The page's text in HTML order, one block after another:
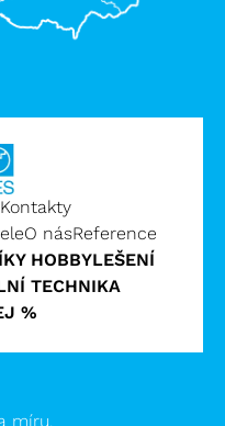
HOBBYLEŠENÍ
TECHNIKA
%
Kontakty
O násReference
míru.